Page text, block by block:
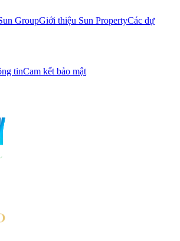
GroupGiới thiệu Sun PropertyCác dự
tinCam kết bảo mật